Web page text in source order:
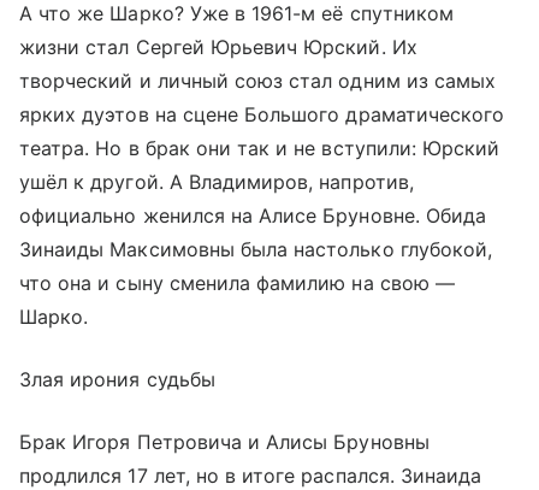
А что же Шарко? Уже в 1961-м её спутником
жизни стал Сергей Юрьевич Юрский. Их
творческий и личный союз стал одним из самых
ярких дуэтов на сцене Большого драматического
театра. Но в брак они так и не вступили: Юрский
ушёл к другой. А Владимиров, напротив,
официально женился на Алисе Бруновне. Обида
Зинаиды Максимовны была настолько глубокой,
что она и сыну сменила фамилию на свою —
Шарко.
Злая ирония судьбы
Брак Игоря Петровича и Алисы Бруновны
продлился 17 лет, но в итоге распался. Зинаида